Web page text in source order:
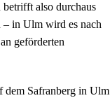
also durchaus
– in Ulm wird es nach
geförderten
dem Safranberg in Ulm